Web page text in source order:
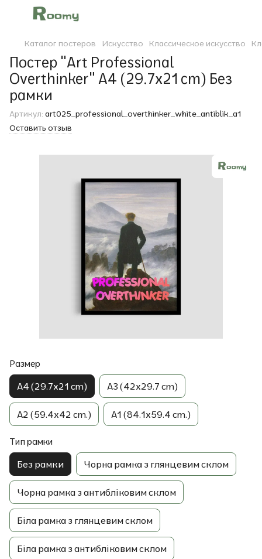
Каталог постеров Искусство Классическое искусство
Постер "Art Professional
Overthinker" A4 (29.7x21 cm) Без
рамки
Артикул: art025_professional_overthinker_white_antiblik_a1
Оставить отзыв
Размер
A4 (29.7x21 cm) A3 (42x29.7 cm)
A2 (59.4x42 cm.) A1 (84.1x59.4 cm.)
Тип рамки
Без рамки Чорна рамка з глянцевим склом
Чорна рамка з антибліковим склом
Біла рамка з глянцевим склом
Біла рамка з антибліковим склом